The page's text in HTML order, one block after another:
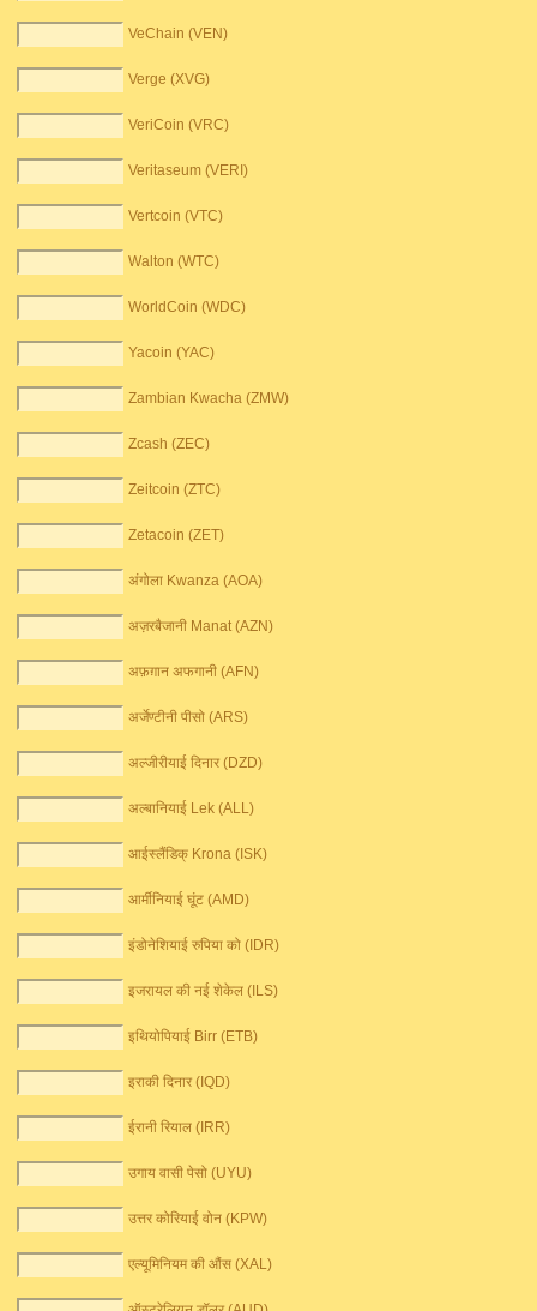
VeChain (VEN)
Verge (XVG)
VeriCoin (VRC)
Veritaseum (VERI)
Vertcoin (VTC)
Walton (WTC)
WorldCoin (WDC)
Yacoin (YAC)
Zambian Kwacha (ZMW)
Zcash (ZEC)
Zeitcoin (ZTC)
Zetacoin (ZET)
अंगोला Kwanza (AOA)
अज़रबैजानी Manat (AZN)
अफ़ग़ान अफगानी (AFN)
अर्जेण्टीनी पीसो (ARS)
अल्जीरीयाई दिनार (DZD)
अल्बानियाई Lek (ALL)
आईस्लैंडिक् Krona (ISK)
आर्मीनियाई घूंट (AMD)
इंडोनेशियाई रुपिया को (IDR)
इजरायल की नई शेकेल (ILS)
इथियोपियाई Birr (ETB)
इराकी दिनार (IQD)
ईरानी रियाल (IRR)
उगाय वासी पेसो (UYU)
उत्तर कोरियाई वोन (KPW)
एल्यूमिनियम की औंस (XAL)